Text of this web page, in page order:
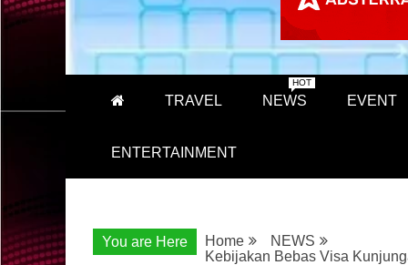
TRAVEL NEWS
HOT
EVENT
ENTERTAINMENT
You are Here Home
NEWS
Kebijakan Bebas Visa